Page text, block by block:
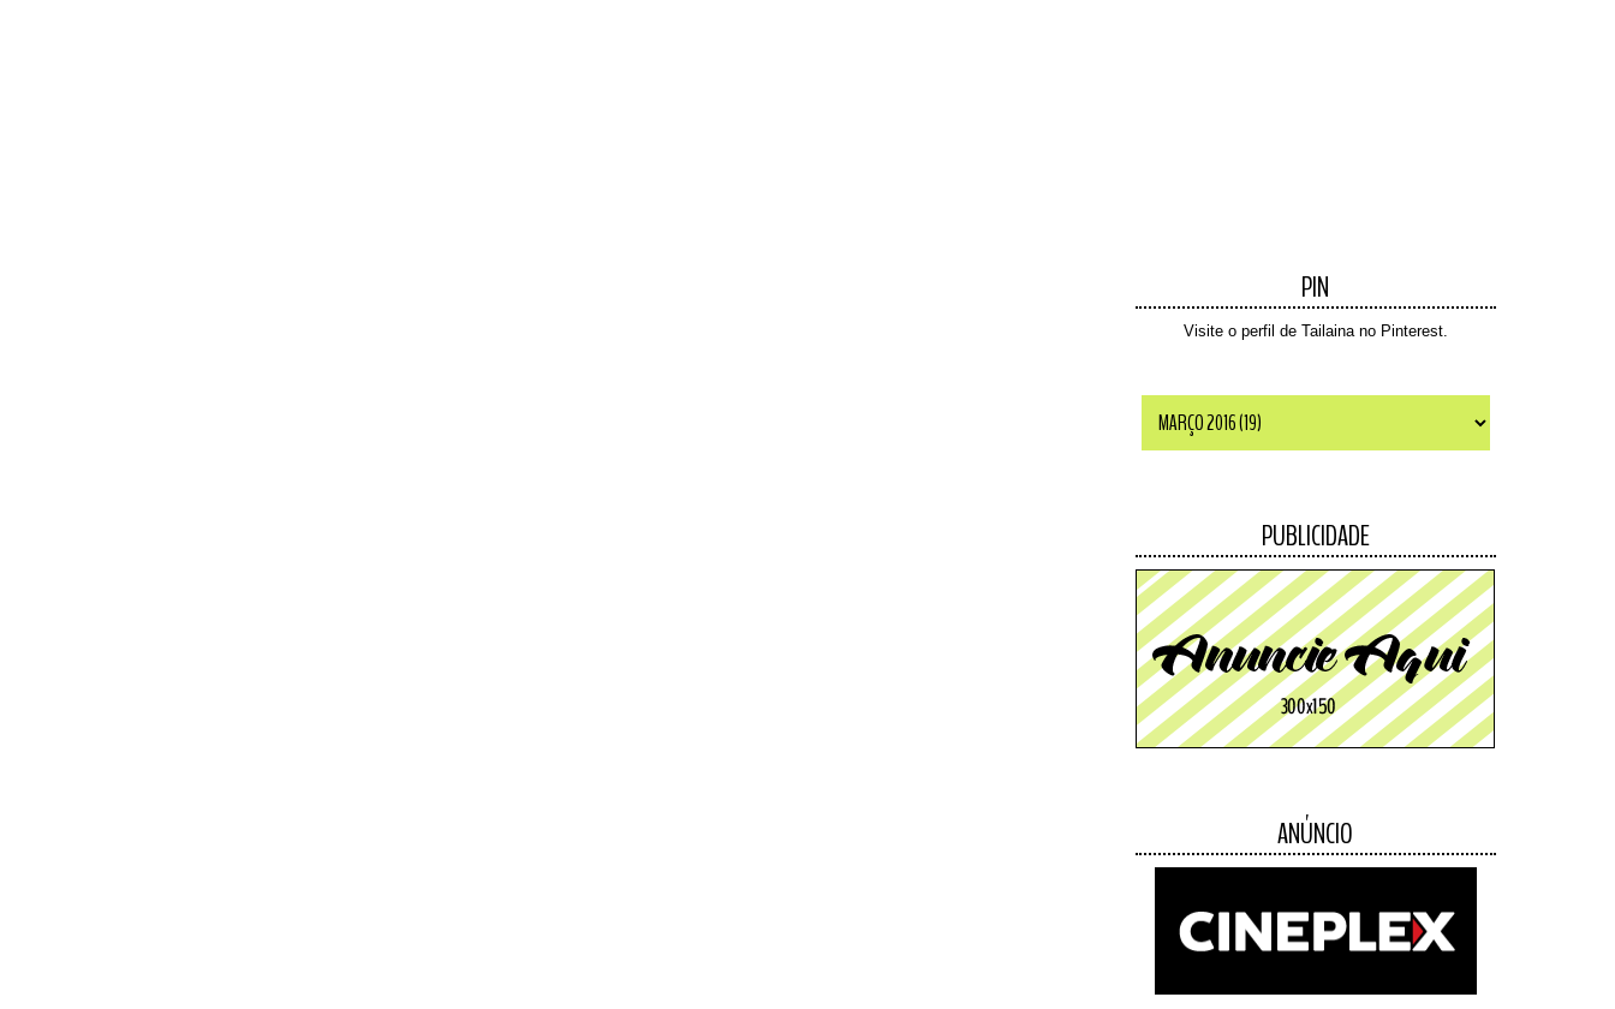
PIN
Visite o perfil de Tailaina no Pinterest.
PUBLICIDADE
ANÚNCIO